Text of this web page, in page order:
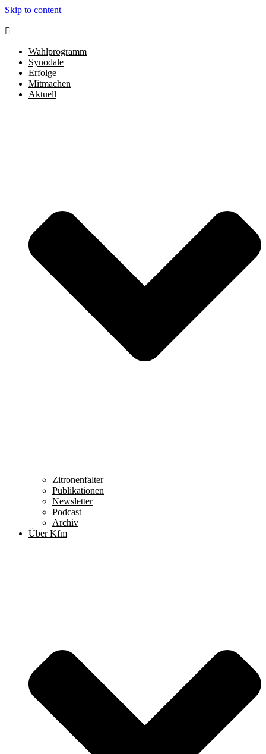
Skip to content
Wahlprogramm
Synodale
Erfolge
Mitmachen
Aktuell
Zitronenfalter
Publikationen
Newsletter
Podcast
Archiv
Über Kfm